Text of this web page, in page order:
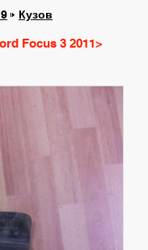
Кузов
Focus 3 2011>